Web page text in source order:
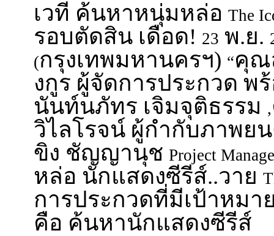
เวที ค้นหาหนุ่มหล่อ The
รอบตัดสิน เดือด! 23 พ.ย.
(กรุงเทพมหานครฯ) “คุณ
งกูร ผู้จัดการประกวด
นันท์นภัทร เจิมจุติธรรม ,
วิไลโรจน์ ผู้กำกับภาพย
ขิง ชัญญานุช Project
หล่อ นักแสดงซีรีส์..วาย
การประกวดที่มีเป้าหมา
คือ ค้นหานักแสดงซีรีส์